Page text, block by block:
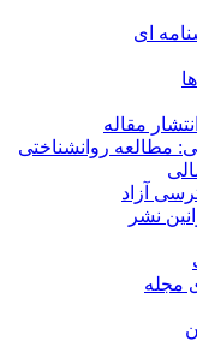
ای
مقاله
مطالعه روانشناختی
آزاد
نشر
مجله